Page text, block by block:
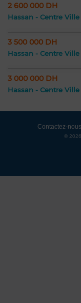
2 600 000 DH
Hassan - Centre
3 500 000 DH
Hassan - Centre
3 000 000 DH
Hassan - Centre
Contactez-nous
©